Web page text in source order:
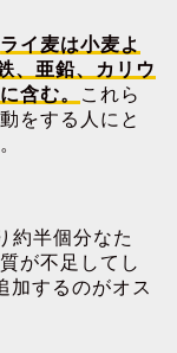
ライ麦は小麦よ
、亜鉛、カリウ
含む。
これら
をする人にと
約半個分なた
が不足してし
加するのがオス